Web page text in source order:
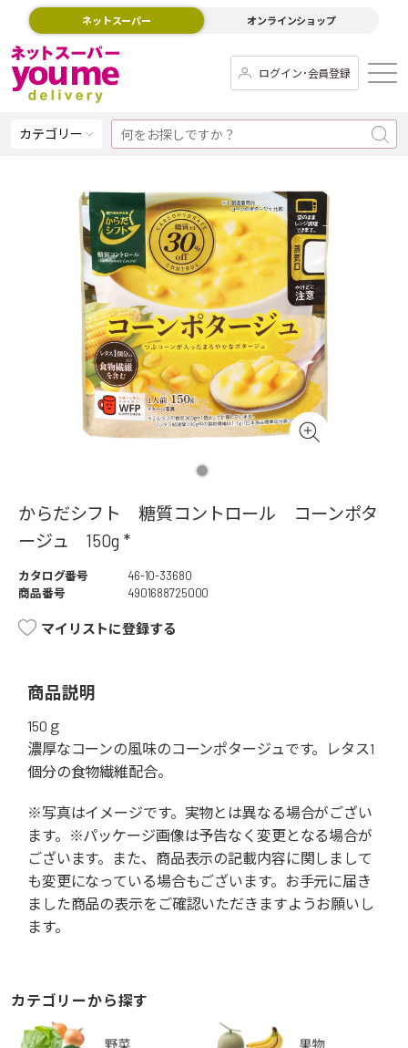
ネットスーパー オンラインショップ
ログイン･会員登録
カテゴリー
からだシフト 糖質コントロール コーンポタ
ージュ 150g *
カタログ番号
46-10-33680
商品番号
4901688725000
マイリストに登録する
商品説明
150ｇ
濃厚なコーンの風味のコーンポタージュです。レタス1
個分の食物繊維配合。
※写真はイメージです。実物とは異なる場合がござい
ます。※パッケージ画像は予告なく変更となる場合が
ございます。また、商品表示の記載内容に関しまして
も変更になっている場合もございます。お手元に届き
ました商品の表示をご確認いただきますようお願いし
ます。
カテゴリーから探す